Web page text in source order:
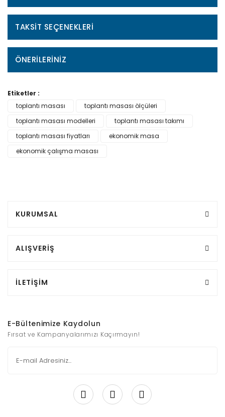
TAKSIT SEÇENEKLERI
ÖNERILERINIZ
Etiketler :
toplantı masası
toplantı masası ölçüleri
toplantı masası modelleri
toplantı masası takımı
toplantı masası fiyatları
ekonomik masa
ekonomik çalışma masası
KURUMSAL
ALIŞVERİŞ
İLETİŞİM
E-Bültenimize Kaydolun
Fırsat ve Kampanyalarımızı Kaçırmayın!